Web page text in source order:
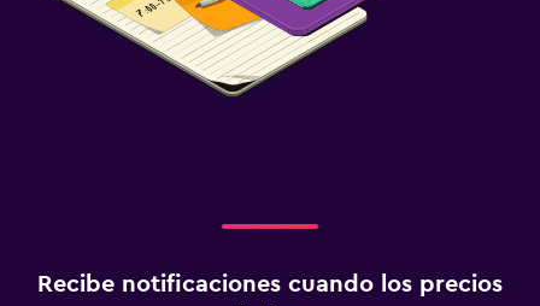
Ideal para familias
Barreras de seguridad para niños
Recibe notificaciones cuando los precios